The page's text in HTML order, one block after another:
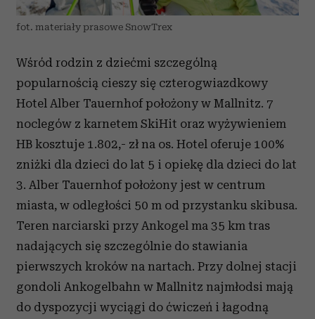
fot. materiały prasowe SnowTrex
Wśród rodzin z dziećmi szczególną
popularnością cieszy się czterogwiazdkowy
Hotel Alber Tauernhof położony w Mallnitz. 7
noclegów z karnetem SkiHit oraz wyżywieniem
HB kosztuje 1.802,- zł na os. Hotel oferuje 100%
zniżki dla dzieci do lat 5 i opiekę dla dzieci do lat
3. Alber Tauernhof położony jest w centrum
miasta, w odległości 50 m od przystanku skibusa.
Teren narciarski przy Ankogel ma 35 km tras
nadających się szczególnie do stawiania
pierwszych kroków na nartach. Przy dolnej stacji
gondoli Ankogelbahn w Mallnitz najmłodsi mają
do dyspozycji wyciągi do ćwiczeń i łagodną